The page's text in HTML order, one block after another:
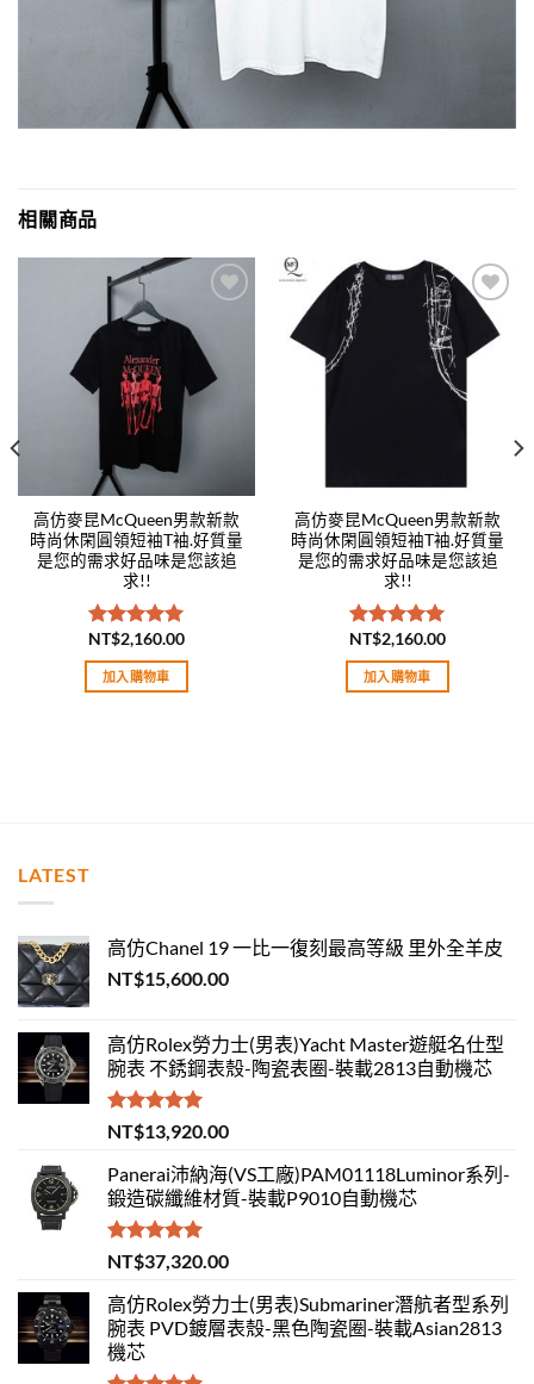
相關商品
高仿麥昆McQueen男款新款
時尚休閑圓領短袖T袖.好質量
是您的需求好品味是您該追
求!!
評分5.00
滿分 5
NT$2,160.00
加入購物車
Add to
wishlist
高仿麥昆McQueen男款新款
時尚休閑圓領短袖T袖.好質量
是您的需求好品味是您該追
求!!
評分5.00
滿分 5
NT$2,160.00
加入購物車
LATEST
高仿Chanel 19 一比一復刻最高等級 里外全羊皮
NT$15,600.00
高仿Rolex勞力士(男表)Yacht Master遊艇名仕型
腕表 不銹鋼表殼-陶瓷表圈-裝載2813自動機芯
評分5.00
滿分 5
NT$13,920.00
Panerai沛納海(VS工廠)PAM01118Luminor系列-
鍛造碳纖維材質-裝載P9010自動機芯
評分5.00
滿分 5
NT$37,320.00
高仿Rolex勞力士(男表)Submariner潛航者型系列
腕表 PVD鍍層表殼-黑色陶瓷圈-裝載Asian2813
機芯